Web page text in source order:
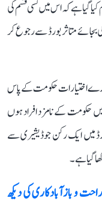
گیا ہے کہ اس میں کسی قسم کی
متاثر بورڈ سے رجوع کر
اختیارات حکومت کے پاس
حکومت کے نامزد افراد ہوں
میں ایک رکن جوڈیشیری سے
گیا ہے۔
و بازآبادکاری کی دیکھ